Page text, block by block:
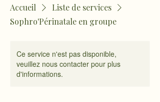
Accueil
Liste de services
Sophro'Périnatale en groupe
Ce service n'est pas disponible,
veuillez nous contacter pour plus
d'informations.